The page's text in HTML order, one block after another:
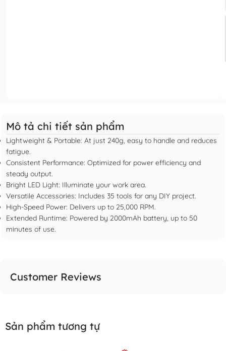
Mô tả chi tiết sản phẩm
Lightweight & Portable: At just 240g, easy to handle and reduces
fatigue.
Consistent Performance: Optimized for power efficiency and
steady output.
Bright LED Light: Illuminate your work area.
Versatile Accessories: Includes 35 tools for any DIY project.
High-Speed Power: Delivers up to 25,000 RPM.
Extended Runtime: Powered by 2000mAh battery, up to 50
minutes of use.
Customer Reviews
Sản phẩm tương tự